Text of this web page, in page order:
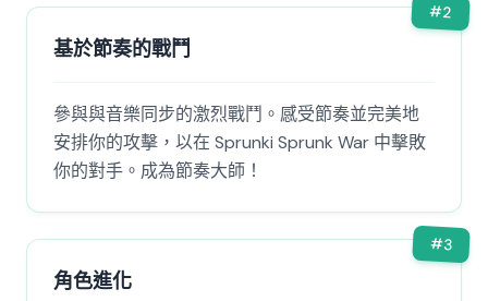
#2
基於節奏的戰鬥
參與與音樂同步的激烈戰鬥。感受節奏並完美地
安排你的攻擊，以在 Sprunki Sprunk War 中擊敗
你的對手。成為節奏大師！
#3
角色進化